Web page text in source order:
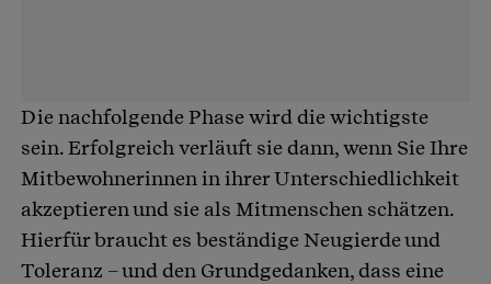
Die nachfolgende Phase wird die wichtigste
sein. Erfolgreich verläuft sie dann, wenn Sie Ihre
Mitbewohnerinnen in ihrer Unterschiedlichkeit
akzeptieren und sie als Mitmenschen schätzen.
Hierfür braucht es beständige Neugierde und
Toleranz – und den Grundgedanken, dass eine